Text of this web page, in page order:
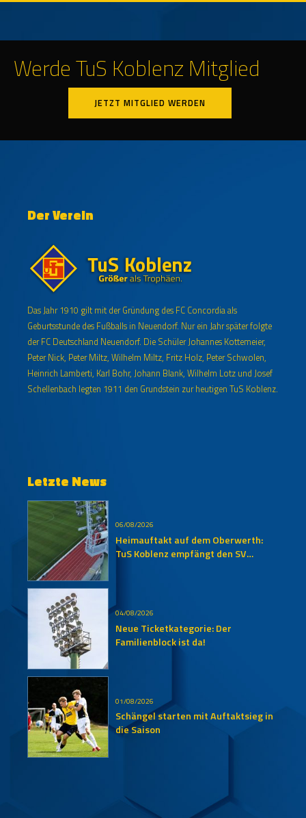
Werde TuS Koblenz Mitglied
JETZT MITGLIED WERDEN
Der Verein
Das Jahr 1910 gilt mit der Gründung des FC Concordia als
Geburtsstunde des Fußballs in Neuendorf. Nur ein Jahr später folgte
der FC Deutschland Neuendorf. Die Schüler Johannes Kottemeier,
Peter Nick, Peter Miltz, Wilhelm Miltz, Fritz Holz, Peter Schwolen,
Heinrich Lamberti, Karl Bohr, Johann Blank, Wilhelm Lotz und Josef
Schellenbach legten 1911 den Grundstein zur heutigen TuS Koblenz.
Letzte News
06/08/2026
Heimauftakt auf dem Oberwerth:
TuS Koblenz empfängt den SV
04/08/2026
Neue Ticketkategorie: Der
Familienblock ist da!
01/08/2026
Schängel starten mit Auftaktsieg in
die Saison